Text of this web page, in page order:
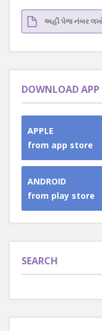
DOWNLOAD APP
APPLE
from app store
ANDROID
from play store
SEARCH